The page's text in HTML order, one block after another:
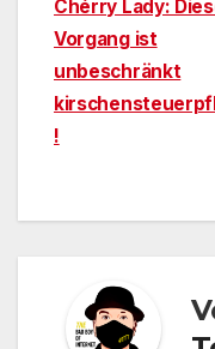
Chérry Lady:
Vorgang ist
unbeschränkt
!